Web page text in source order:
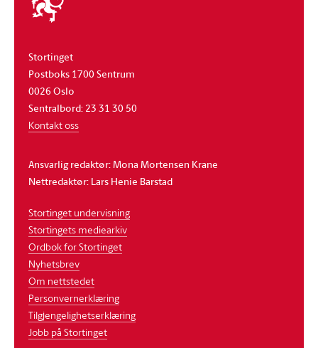
stortinget
Stortinget
Postboks 1700 Sentrum
0026 Oslo
Sentralbord: 23 31 30 50
Kontakt oss
Ansvarlig redaktør: Mona Mortensen Krane
Nettredaktør: Lars Henie Barstad
Stortinget undervisning
Stortingets mediearkiv
Ordbok for Stortinget
Nyhetsbrev
Om nettstedet
Personvernerklæring
Tilgjengelighetserklæring
Jobb på Stortinget